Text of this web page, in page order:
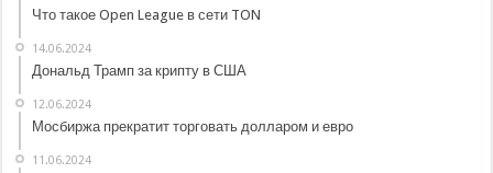
Что такое Open League в сети TON
14.06.2024
Дональд Трамп за крипту в США
12.06.2024
Мосбиржа прекратит торговать долларом и евро
11.06.2024